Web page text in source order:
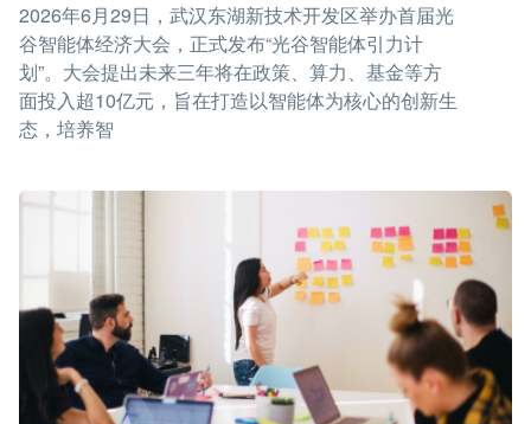
2026年6月29日，武汉东湖新技术开发区举办首届光
谷智能体经济大会，正式发布“光谷智能体引力计
划”。大会提出未来三年将在政策、算力、基金等方
面投入超10亿元，旨在打造以智能体为核心的创新生
态，培养智